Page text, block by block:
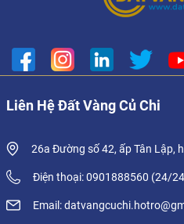
Liên Hệ Đất Vàng Củ Chi
26a Đường số 42, ấp Tân Lập,
Điện thoại: 0901888560 (24/
Email: